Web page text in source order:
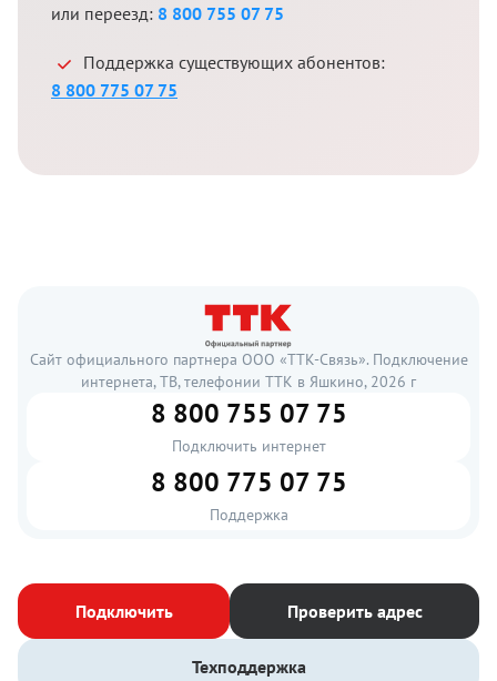
или переезд: 8 800 755 07 75
Поддержка существующих абонентов:
8 800 775 07 75
Сайт официального партнера ООО «ТТК-Связь». Подключение
интернета, ТВ, телефонии ТТК в Яшкино, 2026 г
8 800 755 07 75
Подключить интернет
8 800 775 07 75
Поддержка
Подключить Проверить адрес
Техподдержка